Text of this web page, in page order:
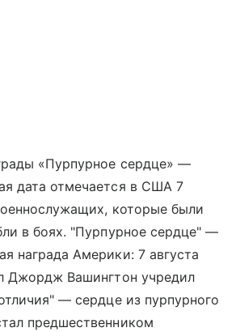
«Пурпурное сердце» —
дата отмечается в США 7
которые были
в боях. "Пурпурное сердце" —
награда Америки: 7 августа
Джордж Вашингтон учредил
— сердце из пурпурного
предшественником